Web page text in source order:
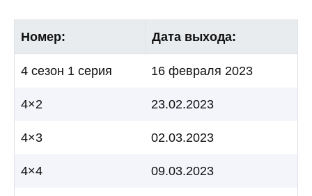
Номер: Дата выхода:
4 сезон 1 серия 16 февраля 2023
4×2 23.02.2023
4×3 02.03.2023
4×4 09.03.2023